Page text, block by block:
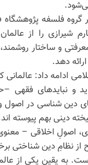
گروه فلسفه
شیرازی را از
و ساختار روشمند،
دهد.
ادامه داد: عالمانی
و نبایدهای فقهی
دین شناسی در
دینی بهم پیوسته
اصولِ اخلاقی –
دین شناختی
به یقین یکی از